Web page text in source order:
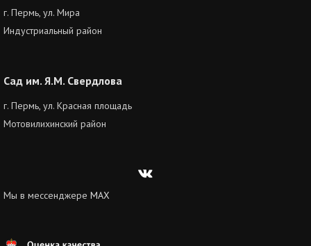
г. Пермь, ул. Мира
Индустриальный район
Сад им. Я.М. Свердлова
г. Пермь, ул. Красная площадь
Мотовилихинский район
Вконтакте
Мы в мессенджере MAX